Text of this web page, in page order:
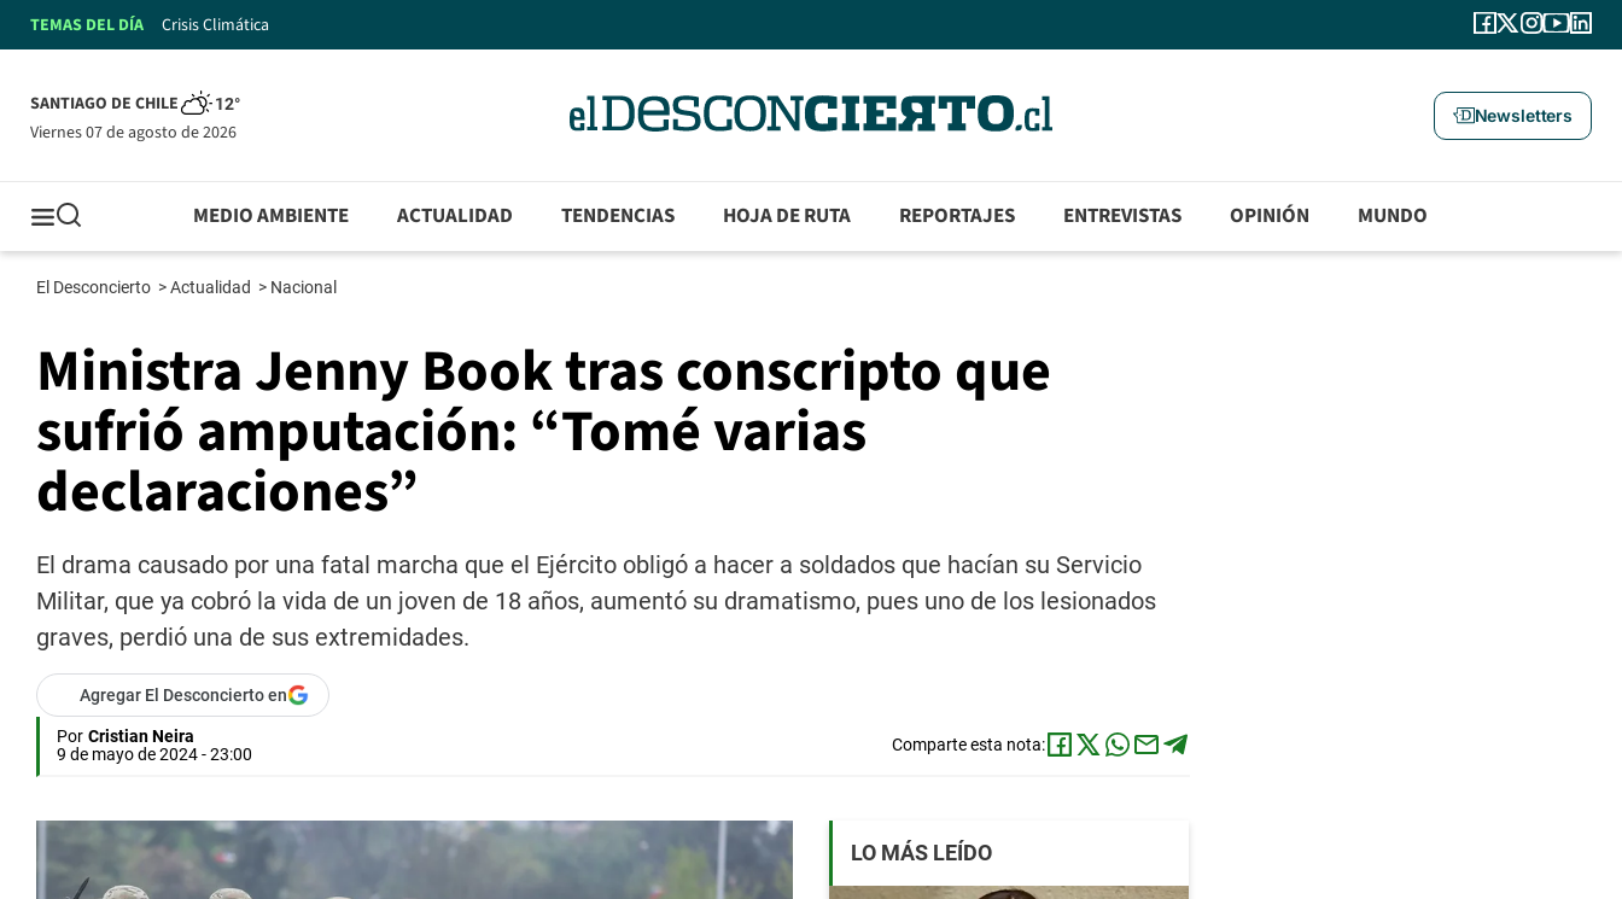
TEMAS DEL DÍA Crisis Climática
SANTIAGO DE CHILE 12°
viernes 07 de agosto de 2026
Newsletters
MEDIO AMBIENTE ACTUALIDAD TENDENCIAS HOJA DE RUTA REPORTAJES ENTREVISTAS OPINIÓN MUNDO
El Desconcierto >Actualidad > Nacional
Ministra Jenny Book tras conscripto que
sufrió amputación: “Tomé varias
declaraciones”
El drama causado por una fatal marcha que el Ejército obligó a hacer a soldados que hacían su Servicio
Militar, que ya cobró la vida de un joven de 18 años, aumentó su dramatismo, pues uno de los lesionados
graves, perdió una de sus extremidades.
Agregar El Desconcierto en
Por Cristian Neira
9 de mayo de 2024 - 23:00
Comparte esta nota:
LO MÁS LEÍDO